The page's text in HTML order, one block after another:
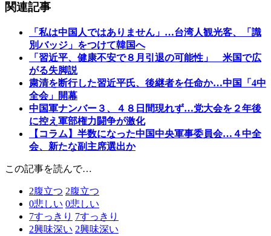
関連記事
「私は中国人ではありません」…台湾人観光客、「識
別バッジ」をつけて韓国へ
「習近平、健康不安で８月引退の可能性」 米国で広
がる失脚説
粛清を断行した習近平氏、後継者を任命か…中国「4中
全会」開幕
中国軍ナンバー３、４８日間現れず…党大会を２年後
に控え軍部権力闘争が激化
【コラム】半数になった中国中央軍事委員会…４中全
会、新たな副主席選出か
この記事を読んで…
2腹立つ 2腹立つ
0悲しい 0悲しい
7すっきり 7すっきり
2興味深い 2興味深い